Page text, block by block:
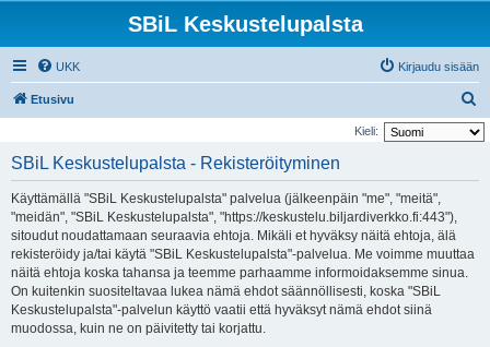
SBiL Keskustelupalsta
UKK Kirjaudu sisään
Etusivu
t
Kieli:
SBiL Keskustelupalsta - Rekisteröityminen
Käyttämällä "SBiL Keskustelupalsta" palvelua (jälkeenpäin "me", "meitä",
"meidän", "SBiL Keskustelupalsta", "https://keskustelu.biljardiverkko.fi:443"),
sitoudut noudattamaan seuraavia ehtoja. Mikäli et hyväksy näitä ehtoja, älä
rekisteröidy ja/tai käytä "SBiL Keskustelupalsta"-palvelua. Me voimme muuttaa
näitä ehtoja koska tahansa ja teemme parhaamme informoidaksemme sinua.
On kuitenkin suositeltavaa lukea nämä ehdot säännöllisesti, koska "SBiL
Keskustelupalsta"-palvelun käyttö vaatii että hyväksyt nämä ehdot siinä
muodossa, kuin ne on päivitetty tai korjattu.